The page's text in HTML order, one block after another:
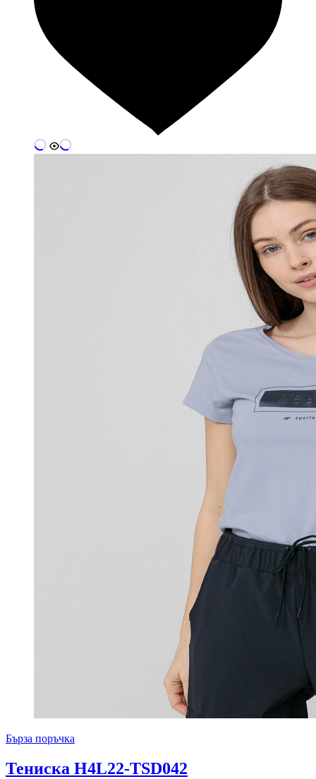
Бърза поръчка
Тениска H4L22-TSD042